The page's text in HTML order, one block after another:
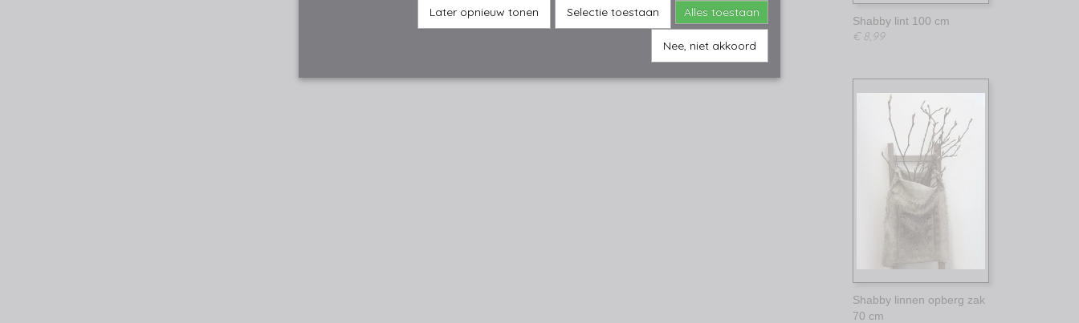
Shabby lint 100 cm
€ 8,99
Shabby linnen opberg zak
70 cm
Later opnieuw tonen Selectie toestaan Alles toestaan
Nee, niet akkoord